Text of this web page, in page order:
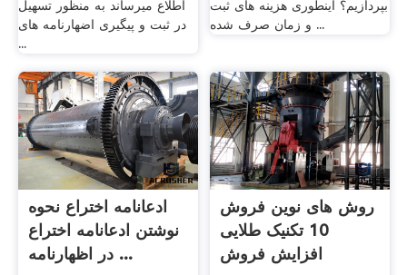
اطلاع میرساند به منظور تسهیل
در ثبت و پیگیری اضهارنامه های
...
بپردازیم؟ اینطوری هزینه های ثبت
و زمان صرف شده ...
ادعانامه اختراع نحوه
نوشتن ادعانامه اختراع
در اظهارنامه ...
روش های نوین فروش
10 تکنیک طلایی
افزایش فروش